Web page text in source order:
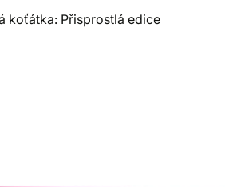
koťátka: Přisprostlá edice